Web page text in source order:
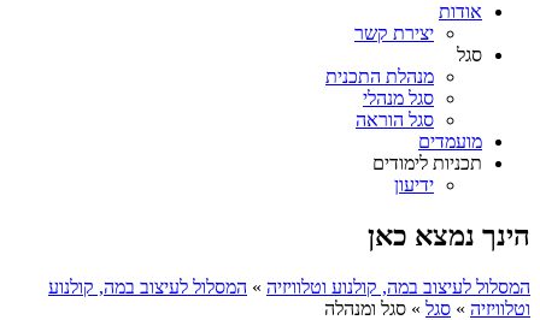
אודות
יצירת קשר
סגל
מנהלת התכנית
סגל מנהלי
סגל הוראה
מועמדים
תכניות לימודים
ידיעון
הינך נמצא כאן
המסלול לעיצוב במה, קולנוע וטלוויזיה » המסלול לעיצוב במה, קולנוע
וטלוויזיה » סגל » סגל ומנהלה